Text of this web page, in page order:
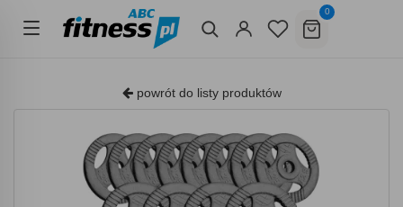
0
powrót do listy produktów